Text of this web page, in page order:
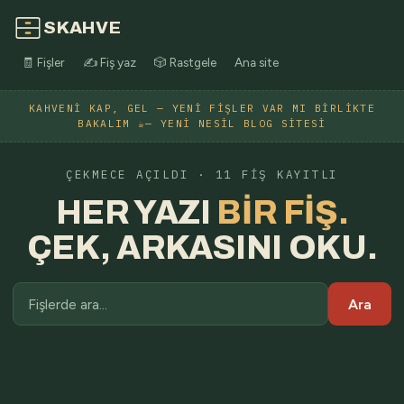
SKAHVE
🧾 Fişler ✍️ Fiş yaz 🎲 Rastgele Ana site
KAHVENI KAP, GEL — YENI FIŞLER VAR MI BIRLIKTE
BAKALIM ☕— YENI NESIL BLOG SITESI
ÇEKMECE AÇILDI · 11 FIŞ KAYITLI
HER YAZI
BIR FIŞ.
ÇEK, ARKASINI OKU.
Ara